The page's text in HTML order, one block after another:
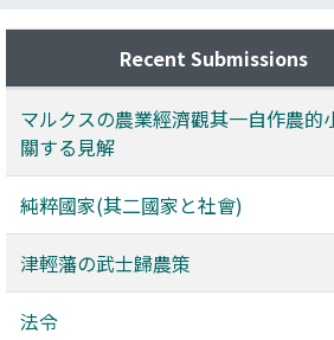
Recent Submissions
マルクスの農業經濟觀其一自作農的
關する見解
純粹國家(其二國家と社會)
津輕藩の武士歸農策
法令